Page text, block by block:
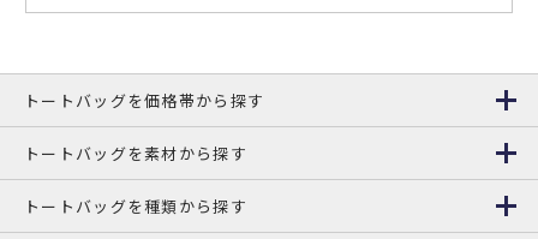
トートバッグを価格帯から探す
トートバッグを素材から探す
トートバッグを種類から探す